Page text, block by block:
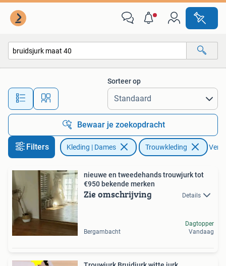
Alle afstanden…
Sorteer op
Bewaar je zoekopdracht
Filters Kleding | Dames Trouwkleding
nieuwe en tweedehands trouwjurk tot
€950 bekende merken
Zie omschrijving Details
Bergambacht
Dagtopper
Vandaag